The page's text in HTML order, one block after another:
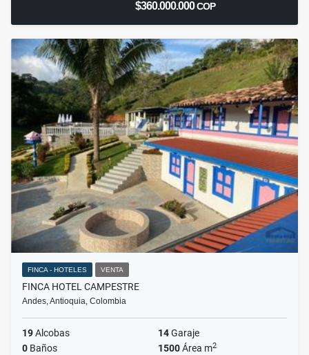
$360.000.000COP
FINCA - HOTELES VENTA
FINCA HOTEL CAMPESTRE
Andes, Antioquia, Colombia
19Alcobas 14Garaje
0 Baños 1500Área m2